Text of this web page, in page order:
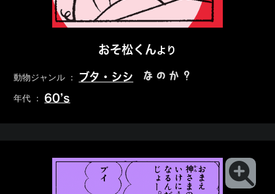
おそ松くんより
動物ジャンル ： ブタ・シシ なのか？
年代 ： 60’s